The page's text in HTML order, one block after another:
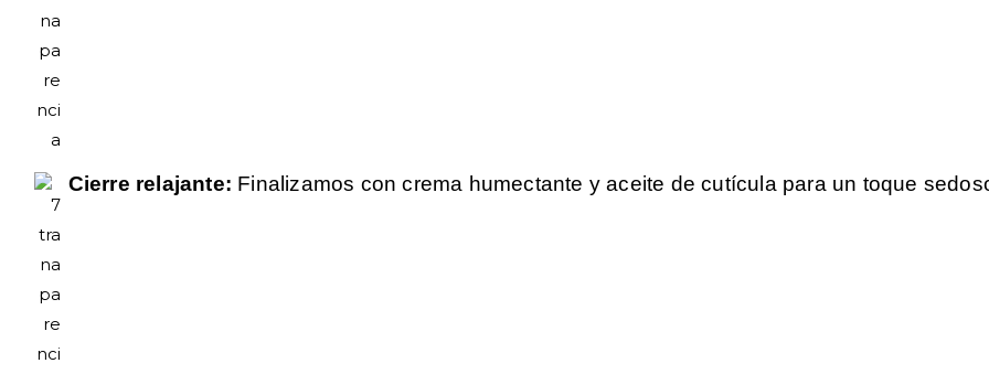
Cierre relajante: Finalizamos con crema humectante y aceite de cutícula para un toque